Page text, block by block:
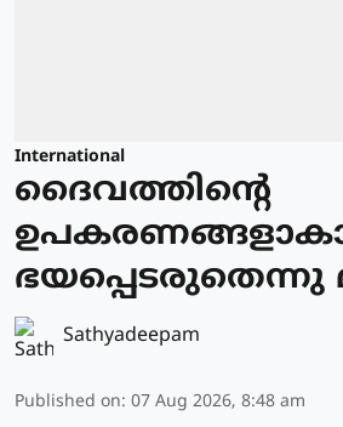
International
ദൈവത്തിന്റെ
ഭയപ്പെടരുതെന്നു
Sathyadeepam
Published on: 07 Aug 2026, 8:48 am